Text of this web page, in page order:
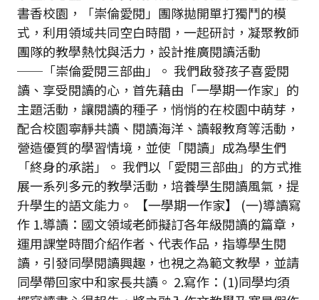
書香校園，「崇倫愛閱」團隊拋開單打獨鬥的模
式，利用領域共同空白時間，一起研討，凝聚教師
團隊的教學熱忱與活力，設計推廣閱讀活動
──「崇倫愛閱三部曲」。 我們啟發孩子喜愛閱
讀、享受閱讀的心，首先藉由「一學期一作家」的
主題活動，讓閱讀的種子，悄悄的在校園中萌芽，
配合校園寧靜共讀、閱讀海洋、讀報教育等活動，
營造優質的學習情境，並使「閱讀」成為學生們
「終身的承諾」。 我們以「愛閱三部曲」的方式推
展一系列多元的教學活動，培養學生閱讀風氣，提
升學生的語文能力。 【一學期一作家】 (一)導讀寫
作 1.導讀：國文領域老師擬訂各年級閱讀的篇章，
運用課堂時間介紹作者、代表作品，指導學生閱
讀，引發同學閱讀興趣，也視之為範文教學，並請
同學帶回家中和家長共讀。 2.寫作：(1)同學均須